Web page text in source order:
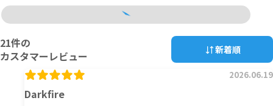
21件の
カスタマーレビュー
新着順
Darkfire
2026.06.19